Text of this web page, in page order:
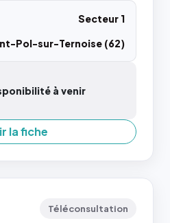
Secteur 1
Pol-sur-Ternoise (62)
à venir
la fiche
Téléconsultation